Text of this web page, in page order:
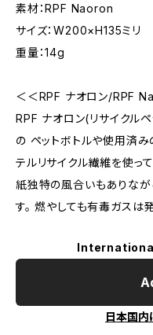
素材：RPF Naoron
サイズ：W200×H135ミリ
重量：14g
＜＜RPF ナオロン/RPF
RPF ナオロン(リサイクル
の ペットボトルや使用済
テルリサイクル繊維を使っ
紙独特の風合いもありなが
す。 燃やしても有毒ガスは
日本国内